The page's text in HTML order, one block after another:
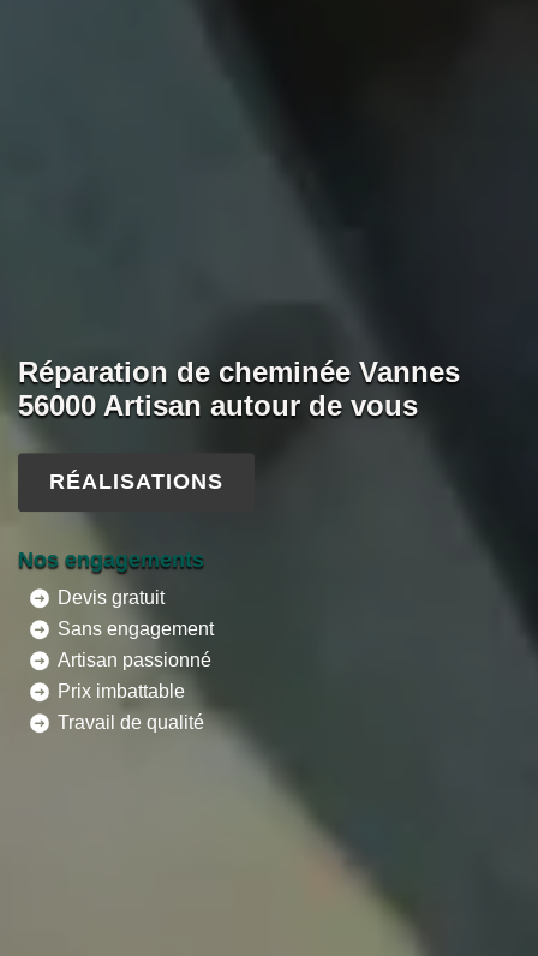
Réparation de cheminée Vannes
56000 Artisan autour de vous
RÉALISATIONS
Nos engagements
Devis gratuit
Sans engagement
Artisan passionné
Prix imbattable
Travail de qualité